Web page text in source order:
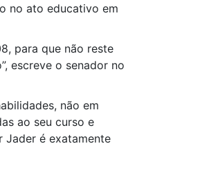
no ato educativo em
para que não reste
escreve o senador no
não em
ao seu curso e
Jader é exatamente